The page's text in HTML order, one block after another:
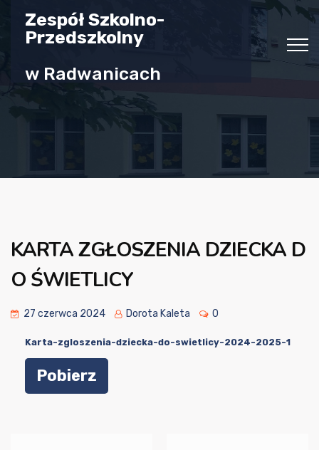
Zespół Szkolno-
Przedszkolny
w Radwanicach
KARTA ZGŁOSZENIA DZIECKA D
O ŚWIETLICY
27 czerwca 2024 Dorota Kaleta 0
Karta-zgloszenia-dziecka-do-swietlicy-2024-2025-1
Pobierz